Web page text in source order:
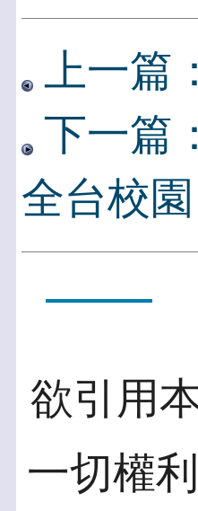
上一篇
下一篇
全台校
欲引用
一切權